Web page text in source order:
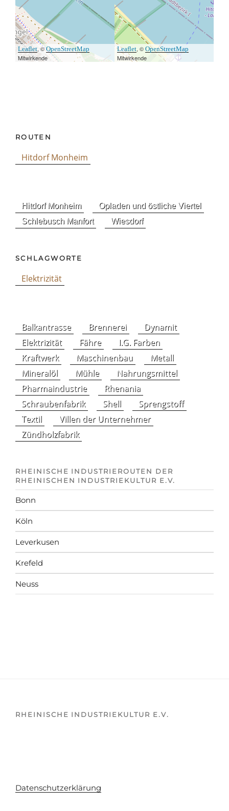
Leaflet, ©OpenStreetMap
Mitwirkende
Leaflet, © OpenStreetMap
Mitwirkende
ROUTEN
Hitdorf Monheim
Hitdorf Monheim
Opladen und östliche Viertel
Schlebusch Manfort
Wiesdorf
SCHLAGWORTE
Elektrizität
Balkantrasse Brennerei
Dynamit
Elektrizität
Fähre
I.G. Farben
Kraftwerk
Maschinenbau
Metall
Mineralöl
Mühle
Nahrungsmittel
Pharmaindustrie
Rhenania
Schraubenfabrik
Shell
Sprengstoff
Textil
Villen der Unternehmer
Zündholzfabrik
RHEINISCHE INDUSTRIEROUTEN DER
RHEINISCHEN INDUSTRIEKULTUR E.V.
Bonn
Köln
Leverkusen
Krefeld
Neuss
RHEINISCHE INDUSTRIEKULTUR E.V.
Datenschutzerklärung